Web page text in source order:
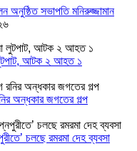
অনুষ্ঠিত সভাপতি মনিরুজ্জামান
লুটপাট, আটক ২ আহত ১
অন্ধকার জগতের গল্প
চলছে রমরমা দেহ ব্যবসা